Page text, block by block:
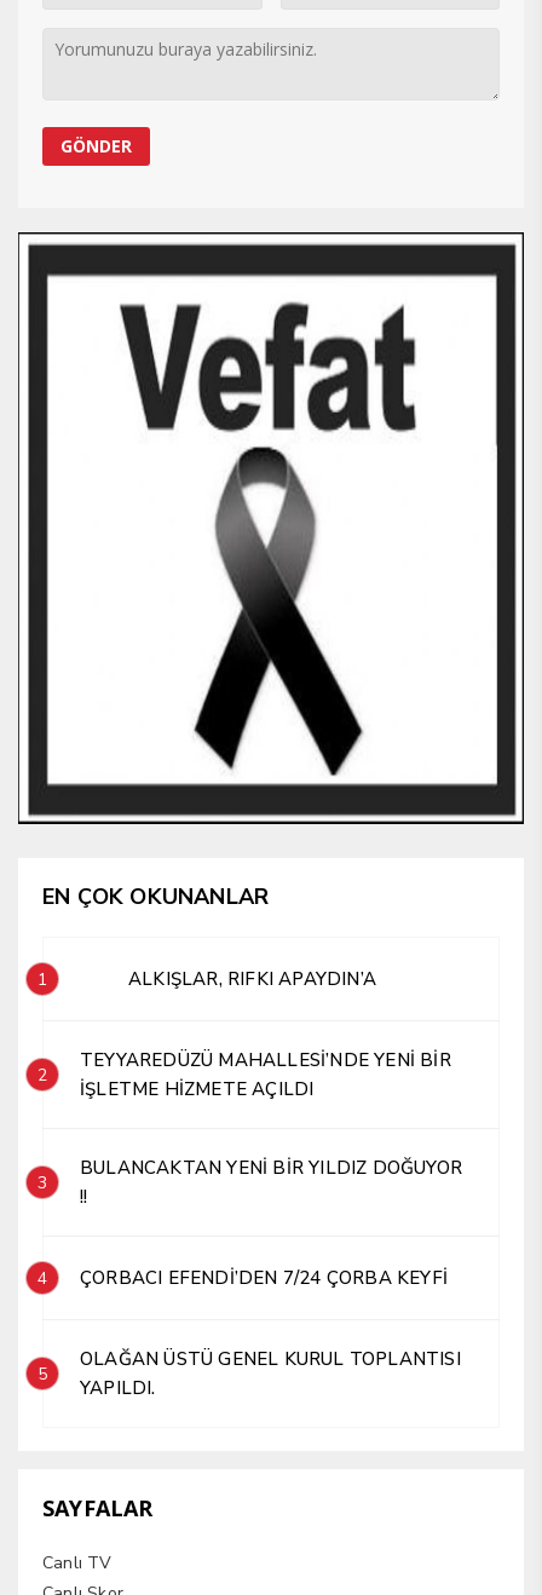
EN ÇOK OKUNANLAR
1 ALKIŞLAR, RIFKI APAYDIN’A
2
TEYYAREDÜZÜ MAHALLESİ’NDE YENİ BİR
İŞLETME HİZMETE AÇILDI
3
BULANCAKTAN YENİ BİR YILDIZ DOĞUYOR
!!
4 ÇORBACI EFENDİ’DEN 7/24 ÇORBA KEYFİ
5
OLAĞAN ÜSTÜ GENEL KURUL TOPLANTISI
YAPILDI.
SAYFALAR
Canlı TV